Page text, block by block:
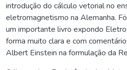
introdução do cálculo vetorial no
eletromagnetismo na Alemanha.
um importante livro expondo
forma muito clara e com
Albert Einstein na formulação da